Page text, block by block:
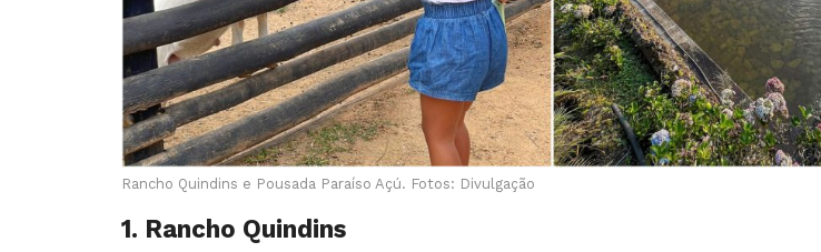
Rancho Quindins e Pousada Paraíso Açú. Fotos: Divulgação
1. Rancho Quindins